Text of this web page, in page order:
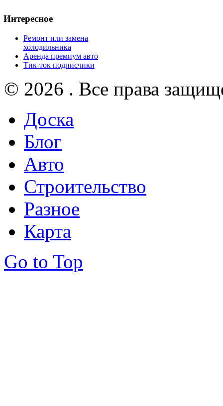
Интересное
Ремонт или замена
холодильника
Аренда премиум авто
Тик-ток подписчики
© 2026 . Все права
Доска
Блог
Авто
Строительство
Разное
Карта
Go to Top